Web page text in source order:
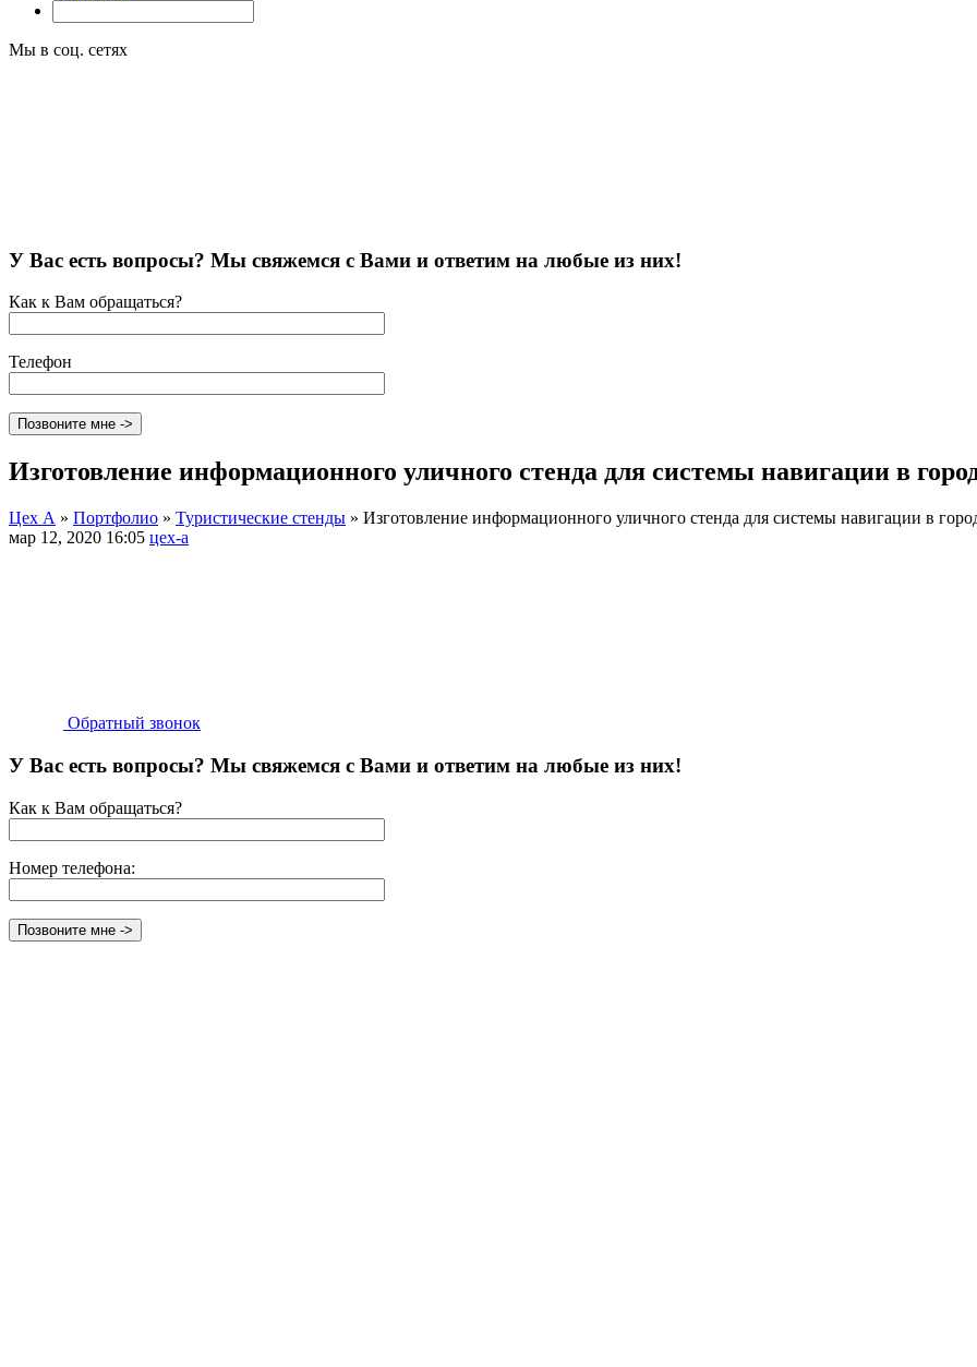
Мы в соц. сетях
У Вас есть вопросы? Мы свяжемся с Вами и ответим на любые из них!
Как к Вам обращаться?
Телефон
Изготовление информационного уличного стенда для системы навигации в
Цех А » Портфолио » Туристические стенды » Изготовление информационного уличного стенда для системы навигации в
мар 12, 2020 16:05 цех-а
Обратный звонок
У Вас есть вопросы? Мы свяжемся с Вами и ответим на любые из них!
Как к Вам обращаться?
Номер телефона: